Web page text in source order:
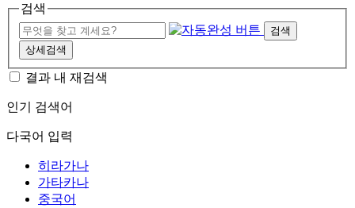
검색
검색
상세검색
결과 내 재검색
인기 검색어
다국어 입력
히라가나
가타카나
중국어